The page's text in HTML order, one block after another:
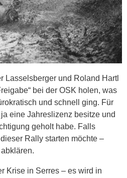
Lasselsberger und Roland Hartl
bei der OSK holen, was
und schnell ging. Für
eine Jahreslizenz besitze und
geholt habe. Falls
Rally starten möchte –
Krise in Serres – es wird in